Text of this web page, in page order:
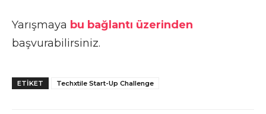
Yarışmaya bu bağlantı üzerinden
başvurabilirsiniz.
ETIKET Techxtile Start-Up Challenge